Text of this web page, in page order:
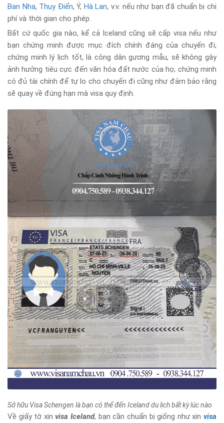
Ban Nha, Thụy Điển, Ý, Hà Lan, v.v. nếu như bạn đã chuẩn bị chi
phí và thời gian cho phép.
Bất cứ quốc gia nào, kể cả Iceland cũng sẽ cấp visa nếu như
bạn chứng minh được mục đích chính đáng của chuyến đi;
chứng minh lý lịch tốt, là công dân gương mẫu, sẽ không gây
ảnh hưởng tiêu cực đến văn hóa đất nước của họ; chứng minh
có đủ tài chính để tự lo cho chuyến đi cũng như đảm bảo rằng
sẽ quay về đúng hạn mà visa quy định.
Sở hữu Visa Schengen là bạn có thể đến Iceland du lịch bất kỳ lúc nào
Về giấy tờ xinvisa Iceland, bạn cần chuẩn bị giống như xinvisa